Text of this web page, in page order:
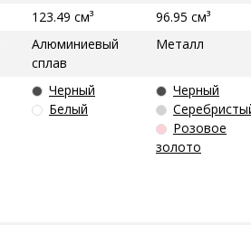
123.49 см³
96.95 см³
Алюминиевый
сплав
Металл
Черный
Белый
Черный
Розовое
золото